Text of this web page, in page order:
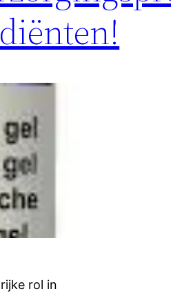
rol in